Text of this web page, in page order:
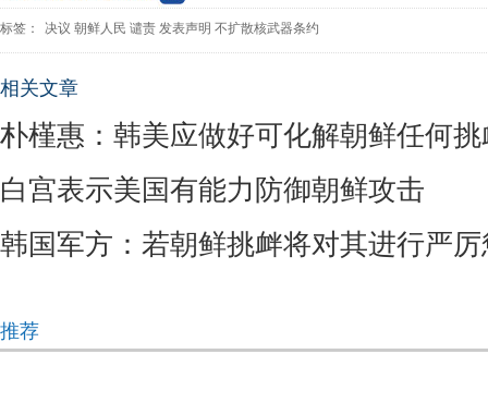
标签： 决议 朝鲜人民 谴责 发表声明 不扩散核武器条约
相关文章
朴槿惠：韩美应做好可化解朝鲜任何
白宫表示美国有能力防御朝鲜攻击
韩国军方：若朝鲜挑衅将对其进行严
推荐